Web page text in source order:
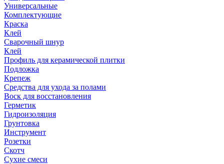
Универсальные
Комплектующие
Краска
Клей
Сварочный шнур
Клей
Профиль для керамической плитки
Подложка
Крепеж
Средства для ухода за полами
Воск для восстановления
Герметик
Гидроизоляция
Грунтовка
Инструмент
Розетки
Скотч
Сухие смеси